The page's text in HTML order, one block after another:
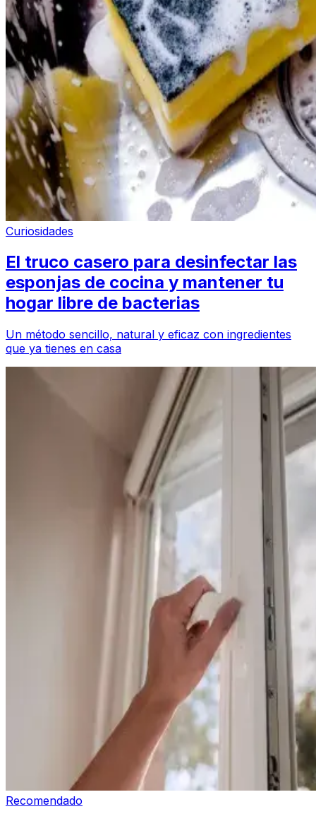
Curiosidades
El truco casero para desinfectar las
esponjas de cocina y mantener tu
hogar libre de bacterias
Un método sencillo, natural y eficaz con ingredientes
que ya tienes en casa
Recomendado